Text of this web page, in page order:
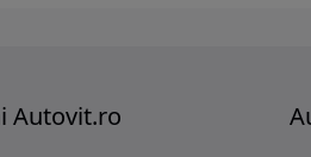
Autovit.ro